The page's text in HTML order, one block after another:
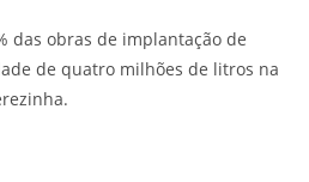
das obras de implantação de
de quatro milhões de litros na